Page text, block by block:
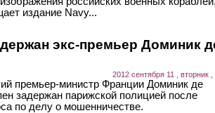
издание Navy...
экс-премьер Доминик
2012 сентября 11 , вторник ,
премьер-министр Франции Доминик де
задержан парижской полицией после
по делу о мошенничестве.